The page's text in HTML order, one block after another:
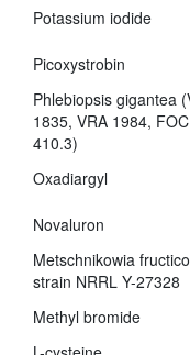
Potassium iodide
Picoxystrobin
Phlebiopsis gigantea
1835, VRA 1984,
410.3)
Oxadiargyl
Novaluron
Metschnikowia
strain NRRL Y-27328
Methyl bromide